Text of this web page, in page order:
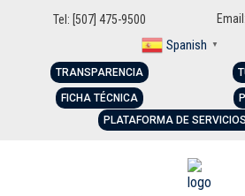
Tel: [507] 475-9500 Email:
Spanish ▼
TRANSPARENCIA
FICHA TÉCNICA
PLATAFORMA DE